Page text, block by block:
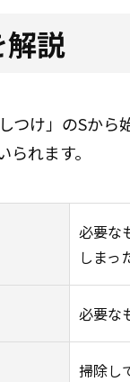
説
つけ」のSか
れます。
必要な
しまっ
必要な
掃除し